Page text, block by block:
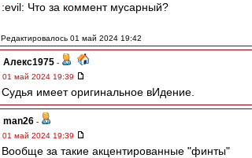
:evil: Что за коммент мусарный?
Редактировалось 01 май 2024 19:42
Алекс1975 -
01 май 2024 19:39
Судья имеет оригинальное вИдение.
man26 -
01 май 2024 19:39
Вообще за такие акцентированные "финты"